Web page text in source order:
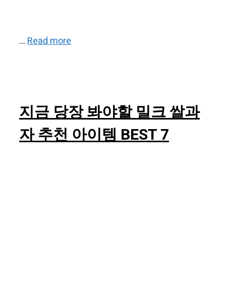
…Read more
지금 당장 봐야할 밀크 쌀과
자 추천 아이템 BEST 7